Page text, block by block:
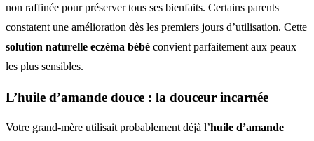
non raffinée pour préserver tous ses bienfaits. Certains parents
constatent une amélioration dès les premiers jours d’utilisation. Cette
solution naturelle eczéma bébé convient parfaitement aux peaux
les plus sensibles.
L’huile d’amande douce : la douceur incarnée
Votre grand-mère utilisait probablement déjà l’huile d’amande